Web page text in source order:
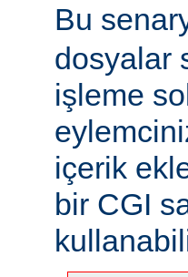
Bu
dosyalar
işleme
içerik
bir CGI